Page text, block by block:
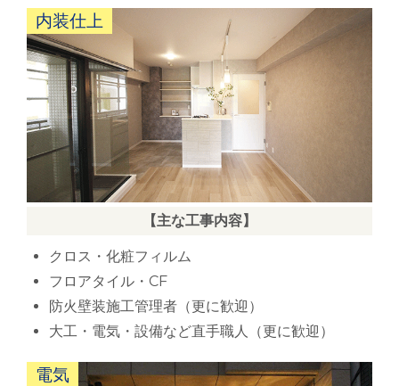
内装仕上
【主な工事内容】
クロス・化粧フィルム
フロアタイル・CF
防火壁装施工管理者（更に歓迎）
大工・電気・設備など直手職人（更に歓迎）
電気